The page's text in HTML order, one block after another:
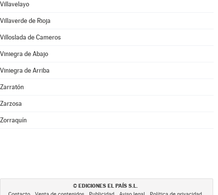
Villavelayo
Villaverde de Rioja
Villoslada de Cameros
Viniegra de Abajo
Viniegra de Arriba
Zarratón
Zarzosa
Zorraquín
© EDICIONES EL PAÍS S.L.